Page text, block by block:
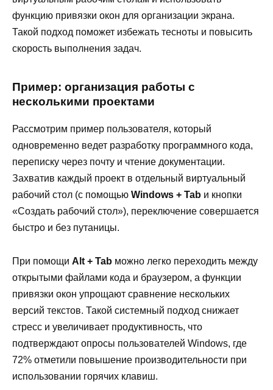
функцию привязки окон для организации экрана.
Такой подход поможет избежать тесноты и повысить
скорость выполнения задач.
Пример: организация работы с
несколькими проектами
Рассмотрим пример пользователя, который
одновременно ведет разработку программного кода,
переписку через почту и чтение документации.
Захватив каждый проект в отдельный виртуальный
рабочий стол (с помощью Windows + Tab и кнопки
«Создать рабочий стол»), переключение совершается
быстро и без путаницы.
При помощи Alt + Tab можно легко переходить между
открытыми файлами кода и браузером, а функции
привязки окон упрощают сравнение нескольких
версий текстов. Такой системный подход снижает
стресс и увеличивает продуктивность, что
подтверждают опросы пользователей Windows, где
72% отметили повышение производительности при
использовании горячих клавиш.